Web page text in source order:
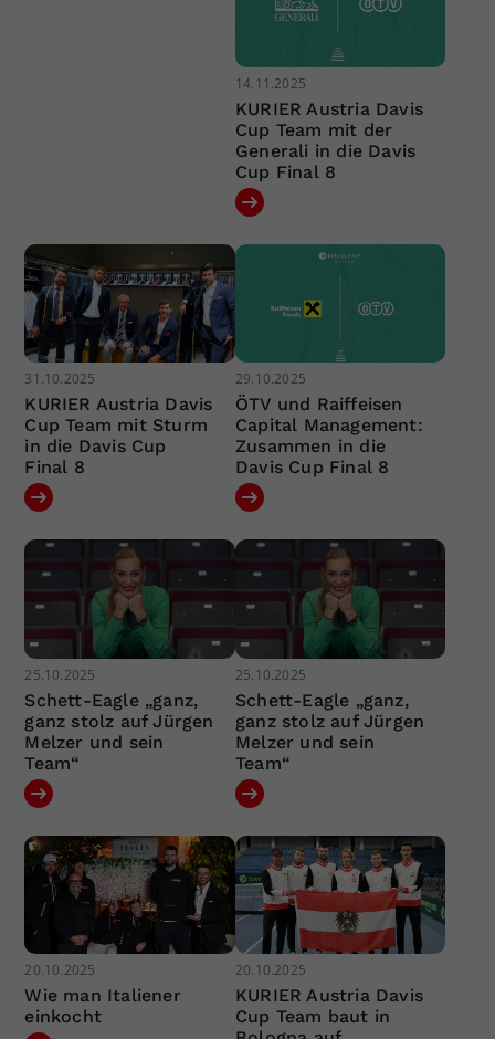
14.11.2025
KURIER Austria Davis
Cup Team mit der
Generali in die Davis
Cup Final 8
31.10.2025
KURIER Austria Davis
Cup Team mit Sturm
in die Davis Cup
Final 8
29.10.2025
ÖTV und Raiffeisen
Capital Management:
Zusammen in die
Davis Cup Final 8
25.10.2025
Schett-Eagle „ganz,
ganz stolz auf Jürgen
Melzer und sein
Team“
25.10.2025
Schett-Eagle „ganz,
ganz stolz auf Jürgen
Melzer und sein
Team“
20.10.2025
Wie man Italiener
einkocht
20.10.2025
KURIER Austria Davis
Cup Team baut in